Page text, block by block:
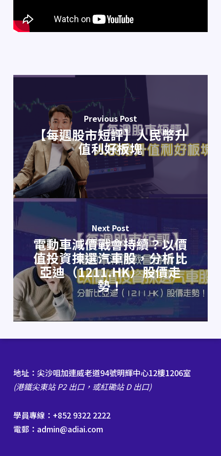
Previous Post
【每週股市短評】人民幣升
值利好板塊
Next Post
電動車減價戰會持續？以價
值投資揀選汽車股，分析比
亞迪（1211.HK）股價走
勢！
地址：尖沙咀加連威老道94號明輝中心12樓1206室
(港鐵尖東站 P2 出口，或紅磡站 D 出口)
學員專線：+852 9322 2222
電郵：admin@adiai.com